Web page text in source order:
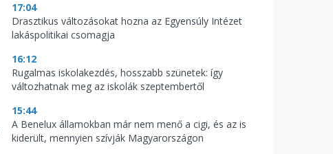
17:04
Drasztikus változásokat hozna az Egyensúly Intézet
lakáspolitikai csomagja
16:12
Rugalmas iskolakezdés, hosszabb szünetek: így
változhatnak meg az iskolák szeptembertől
15:44
A Benelux államokban már nem menő a cigi, és az is
kiderült, mennyien szívják Magyarországon